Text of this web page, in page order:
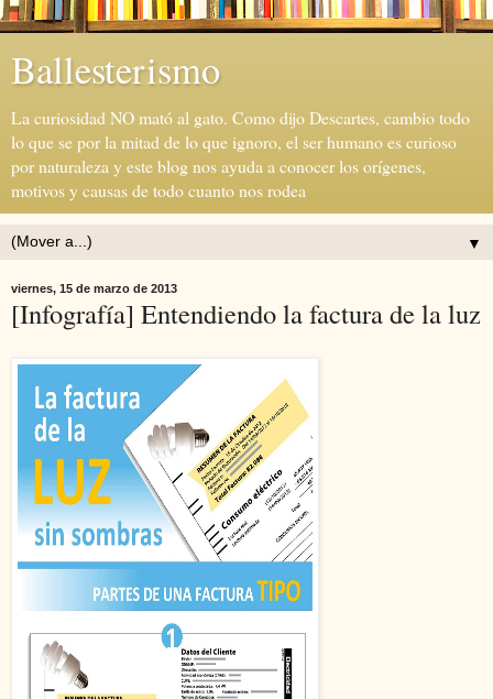
Ballesterismo
La curiosidad NO mató al gato. Como dijo Descartes, cambio todo
lo que se por la mitad de lo que ignoro, el ser humano es curioso
por naturaleza y este blog nos ayuda a conocer los orígenes,
motivos y causas de todo cuanto nos rodea
▼
viernes, 15 de marzo de 2013
[Infografía] Entendiendo la factura de la luz